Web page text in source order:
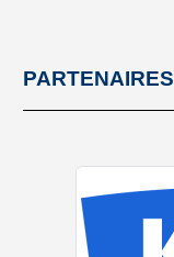
PARTENAIRES